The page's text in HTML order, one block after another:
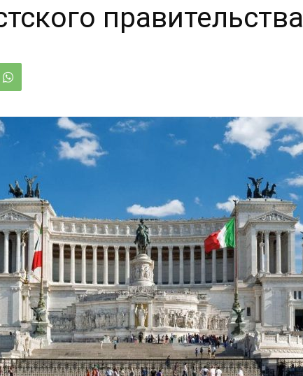
правительства